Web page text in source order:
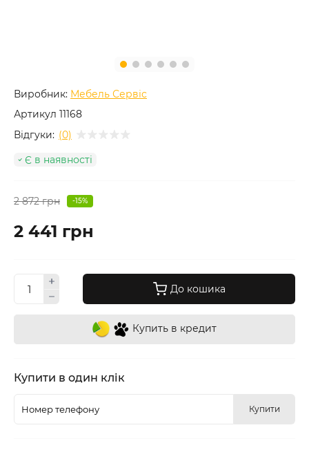
Виробник: Мебель Сервіс
Артикул 11168
Відгуки: (0)
Є в наявності
2 872 грн -15%
2 441 грн
До кошика
Купить в кредит
Купити в один клік
Купити